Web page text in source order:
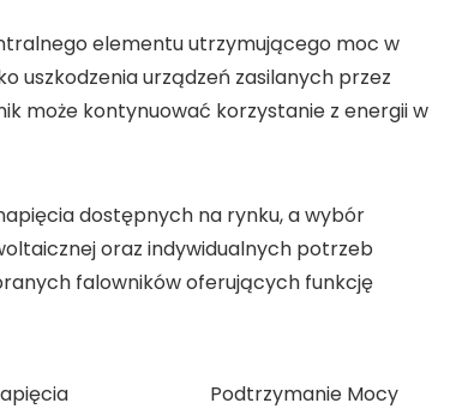
elementu utrzymującego moc w
uszkodzenia urządzeń zasilanych przez
może kontynuować korzystanie z energii w
dostępnych na rynku, a wybór
oraz indywidualnych potrzeb
falownikówoferujących funkcję
Podtrzymanie Mocy